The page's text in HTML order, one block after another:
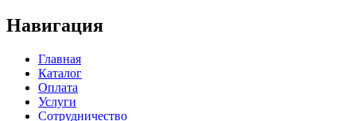
Навигация
Главная
Каталог
Оплата
Услуги
Сотрудничество